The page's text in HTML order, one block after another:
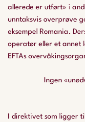
allerede er utført» i
unntaksvis overprøve
eksempel Romania.
operatør eller et annet
EFTAs
Ingen
I direktivet som ligger